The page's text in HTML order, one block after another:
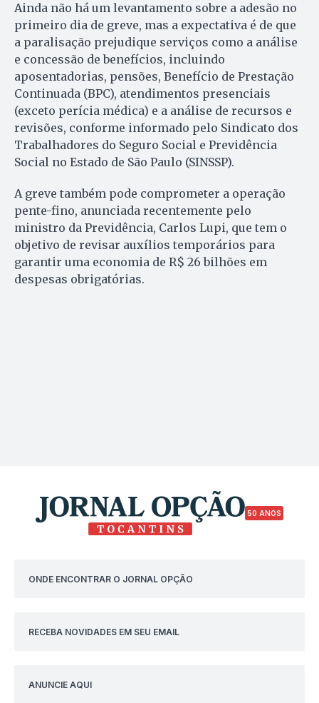
Ainda não há um levantamento sobre a adesão no
primeiro dia de greve, mas a expectativa é de que
a paralisação prejudique serviços como a análise
e concessão de benefícios, incluindo
aposentadorias, pensões, Benefício de Prestação
Continuada (BPC), atendimentos presenciais
(exceto perícia médica) e a análise de recursos e
revisões, conforme informado pelo Sindicato dos
Trabalhadores do Seguro Social e Previdência
Social no Estado de São Paulo (SINSSP).
A greve também pode comprometer a operação
pente-fino, anunciada recentemente pelo
ministro da Previdência, Carlos Lupi, que tem o
objetivo de revisar auxílios temporários para
garantir uma economia de R$ 26 bilhões em
despesas obrigatórias.
50 ANOS
ONDE ENCONTRAR O JORNAL OPÇÃO
RECEBA NOVIDADES EM SEU EMAIL
ANUNCIE AQUI